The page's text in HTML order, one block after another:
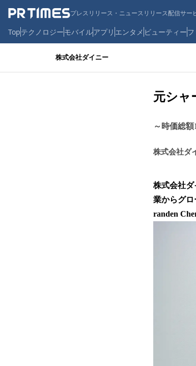
プレスリリース・ニュースリリース配信サー
Topテクノロジーモバイルアプリ エンタメ ビューティー
株式会社ダイニー
元シャ
～時価総
株式会社ダ
株式会社
業からグロ
randen